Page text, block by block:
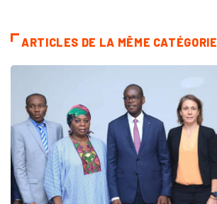
ARTICLES DE LA MÊME CATÉGORIE